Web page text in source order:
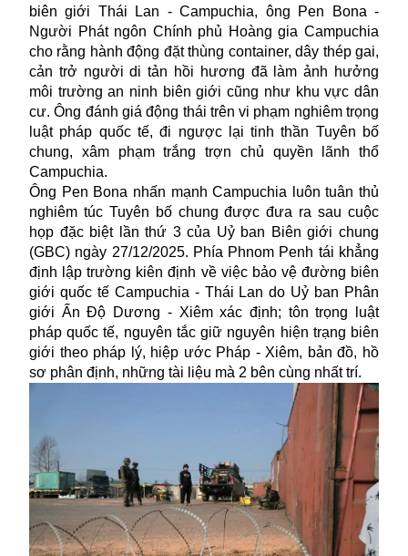
biên giới Thái Lan - Campuchia, ông Pen Bona -
Người Phát ngôn Chính phủ Hoàng gia Campuchia
cho rằng hành động đặt thùng container, dây thép gai,
cản trở người di tản hồi hương đã làm ảnh hưởng
môi trường an ninh biên giới cũng như khu vực dân
cư. Ông đánh giá động thái trên vi phạm nghiêm trọng
luật pháp quốc tế, đi ngược lại tinh thần Tuyên bố
chung, xâm phạm trắng trợn chủ quyền lãnh thổ
Campuchia.
Ông Pen Bona nhấn mạnh Campuchia luôn tuân thủ
nghiêm túc Tuyên bố chung được đưa ra sau cuộc
họp đặc biệt lần thứ 3 của Uỷ ban Biên giới chung
(GBC) ngày 27/12/2025. Phía Phnom Penh tái khẳng
định lập trường kiên định về việc bảo vệ đường biên
giới quốc tế Campuchia - Thái Lan do Uỷ ban Phân
giới Ấn Độ Dương - Xiêm xác định; tôn trọng luật
pháp quốc tế, nguyên tắc giữ nguyên hiện trạng biên
giới theo pháp lý, hiệp ước Pháp - Xiêm, bản đồ, hồ
sơ phân định, những tài liệu mà 2 bên cùng nhất trí.